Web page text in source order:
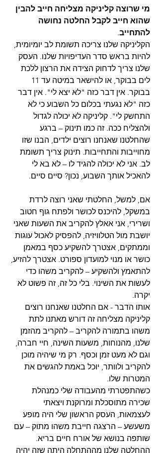
מי שרוצה קליניקה מצליחה חייב להבין
שהוא חייב לקבל החלטה נחושה
להתחייב.
הקליניקה שלנו צריכה תשומת לב יומיומית,
להיות בראש סדר העדיפויות שלנו. העסק
שלנו צריך לדחוק הצידה את הרצון ללכת
בבוקר. אין דבר כזה "לא יצא לי". אין דבר
כזה "לא נגעתי בכלום כל השבוע כי לא
התחשק לי". קליניקה לא יכולה לגדול
ולהצליח ככה. זה כמו תינוק – ברגע
שהחלטנו שאנחנו רוצים ילדים, הבנו שזו
מחוייבות והתחייבות. תינוק צריך תשומת
לב. אני לא יכולה להגיד לו – לא בא לי
להאכיל אותך השבוע, נכון? סיים סיים.
אם, למשל, החלטתי שאני רוצה לרדת
במשקל, להיכנס לכושר ולפתח גוף חטוב
ושרירי, אני אאלץ להקריב את השעות שאני
יושבת מול הטלוויזיה, להפסיק לאכול עוגות
וממתקים, אצטרך להשקיע כסף במאמן
כושר או מנוי למועדון ספורט. אצטרך להזיע,
להתאמץ ולהשקיע – להקריב משהו כדי
לעשות את השינוי. בלי כל זה, זה פשוט לא
יקרה.
אותו הדבר - אם החלטנו שאנחנו רוצים
קליניקה מצליחה זה דורש מאתנו לתת
משהו בתמורה להקריב – להקריב מהזמן
שלנו, מהנוחות, משעות השינה, חיי חברה,
וגם לא מעט זמן וכסף. רק מי שיהיה מוכן
להקריב ולוותר, יוכל באמת להגשים את
המטרות שלו.
כשהתפטרתי מהעבודה שלי כמנהלת
שכירה מתוסכלת ומרוקנת ויצאתי
לעצמאות, העסק הראשון שלי היה מופע
משעשע – הרצגה חייבת משהו מתוק – עם
שותפה בנושא של אורח חיים בריא.
ההחלטה שלנו מההתחלה היתה שזה יהיה